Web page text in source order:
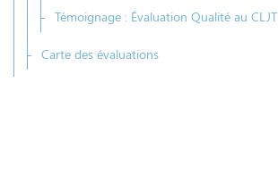
Témoignage : Évaluation Qualité au CLJT
Carte des évaluations